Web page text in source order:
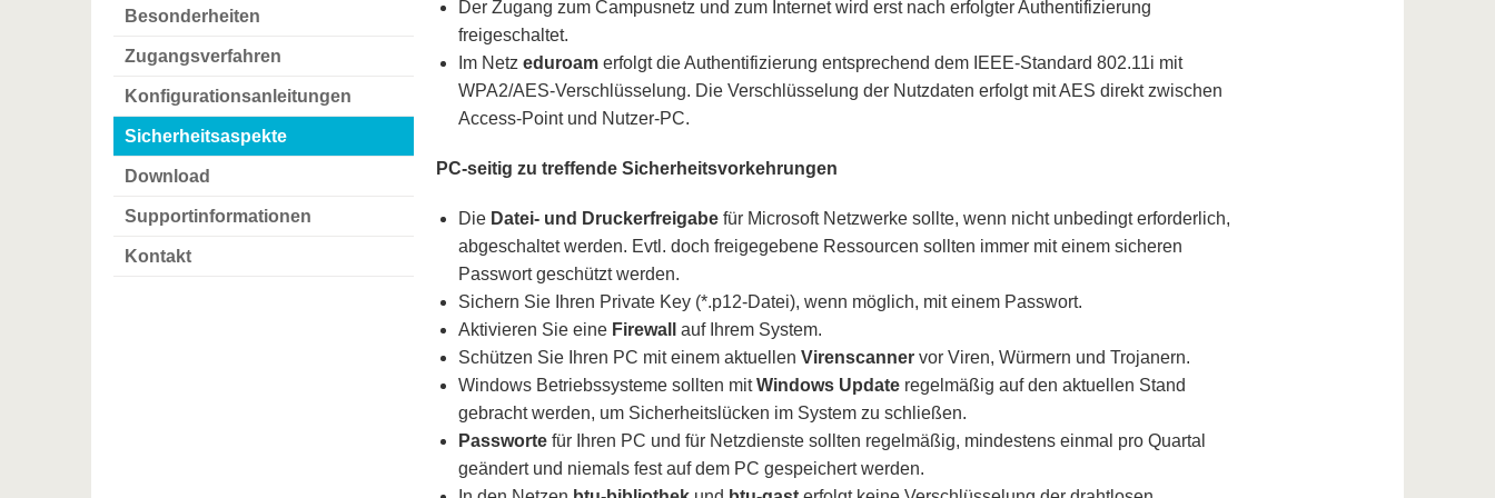
Besonderheiten
Zugangsverfahren
Konfigurationsanleitungen
Sicherheitsaspekte
Download
Supportinformationen
Kontakt
Der Zugang zum Campusnetz und zum Internet wird erst nach erfolgter Authentifizierung
freigeschaltet.
Im Netz eduroam erfolgt die Authentifizierung entsprechend dem IEEE-Standard 802.11i mit
WPA2/AES-Verschlüsselung. Die Verschlüsselung der Nutzdaten erfolgt mit AES direkt zwischen
Access-Point und Nutzer-PC.
PC-seitig zu treffende Sicherheitsvorkehrungen
Die Datei- und Druckerfreigabe für Microsoft Netzwerke sollte, wenn nicht unbedingt erforderlich,
abgeschaltet werden. Evtl. doch freigegebene Ressourcen sollten immer mit einem sicheren
Passwort geschützt werden.
Sichern Sie Ihren Private Key (*.p12-Datei), wenn möglich, mit einem Passwort.
Aktivieren Sie eine Firewall
auf Ihrem System.
Schützen Sie Ihren PC mit einem aktuellen Virenscanner vor Viren, Würmern und Trojanern.
Windows Betriebssysteme sollten mitWindows Update regelmäßig auf den aktuellen Stand
gebracht werden, um Sicherheitslücken im System zu schließen.
Passworte für Ihren PC und für Netzdienste sollten regelmäßig, mindestens einmal pro Quartal
geändert und niemals fest auf dem PC gespeichert werden.